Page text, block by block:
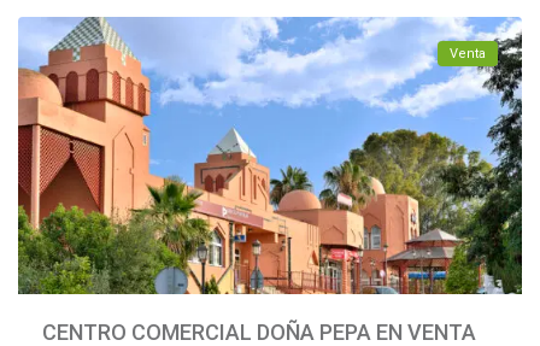
Venta
CENTRO COMERCIAL DOÑA PEPA EN VENTA